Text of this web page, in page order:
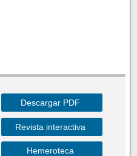
Descargar PDF
Revista interactiva
Hemeroteca